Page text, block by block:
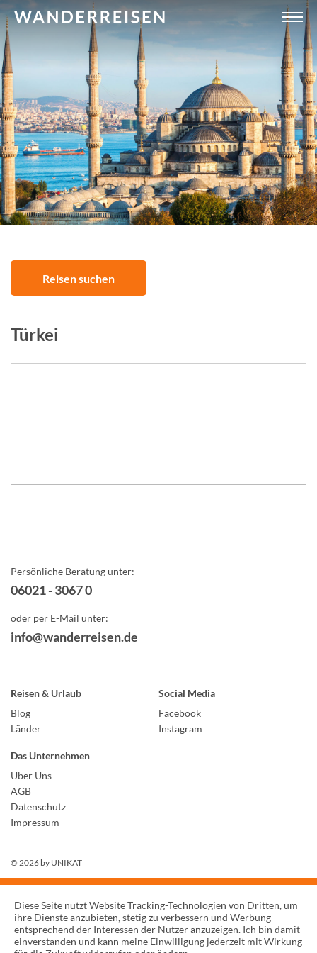
Türkei
Reisen suchen
Persönliche Beratung unter:
06021 - 3067 0
oder per E-Mail unter:
info@wanderreisen.de
Reisen & Urlaub
Blog
Länder
Social Media
Facebook
Instagram
Das Unternehmen
Über Uns
AGB
Datenschutz
Impressum
© 2026 by UNIKAT
Diese Seite nutzt Website Tracking-Technologien von Dritten, um
ihre Dienste anzubieten, stetig zu verbessern und Werbung
entsprechend der Interessen der Nutzer anzuzeigen. Ich bin damit
einverstanden und kann meine Einwilligung jederzeit mit Wirkung